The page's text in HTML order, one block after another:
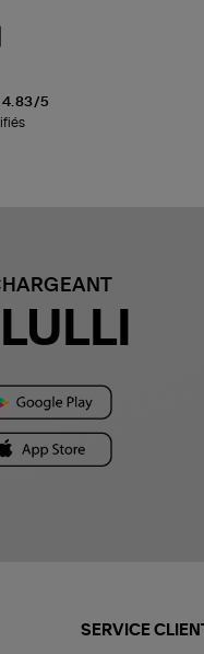
4.83/5
SERVICE CLIENT